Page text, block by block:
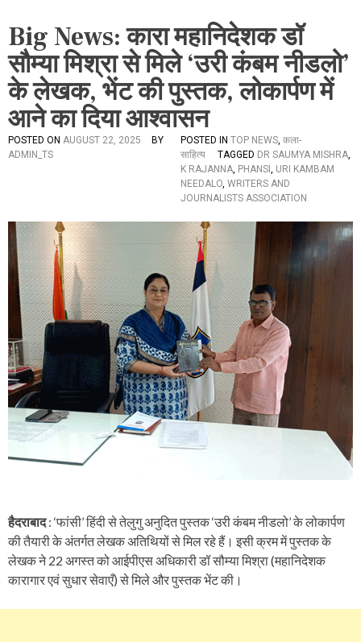
Big News: कारा महानिदेशक डॉ
सौम्या मिश्रा से मिले ‘उरी कंबम नीडलो’
के लेखक, भेंट की पुस्तक, लोकार्पण में
आने का दिया आश्वासन
POSTED ON AUGUST 22, 2025
BY
ADMIN_TS
POSTED IN TOP NEWS, कला-
साहित्य
TAGGED DR SAUMYA MISHRA,
K RAJANNA, PHANSI , URI KAMBAM
NEEDALO, WRITERS AND
JOURNALISTS ASSOCIATION
हैदराबाद: ‘फांसी’ हिंदी से तेलुगु अनुदित पुस्तक ‘उरी कंबम नीडलो’ के लोकार्पण
की तैयारी के अंतर्गत लेखक अतिथियों से मिल रहे हैं। इसी क्रम में पुस्तक के
लेखक ने 22 अगस्त को आईपीएस अधिकारी डॉ सौम्या मिश्रा (महानिदेशक
कारागार एवं सुधार सेवाएँ) से मिले और पुस्तक भेंट की।